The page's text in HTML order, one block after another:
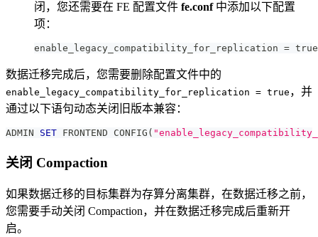
闭，您还需要在 FE 配置文件 fe.conf中添加以下配置
项：
enable_legacy_compatibility_for_replication = true
数据迁移完成后，您需要删除配置文件中的
enable_legacy_compatibility_for_replication = true ，并
通过以下语句动态关闭旧版本兼容：
ADMIN SET FRONTEND CONFIG (
关闭 Compaction
如果数据迁移的目标集群为存算分离集群，在数据迁移之前，
您需要手动关闭 Compaction，并在数据迁移完成后重新开
启。